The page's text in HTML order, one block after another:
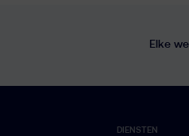
Elke
DIENSTEN